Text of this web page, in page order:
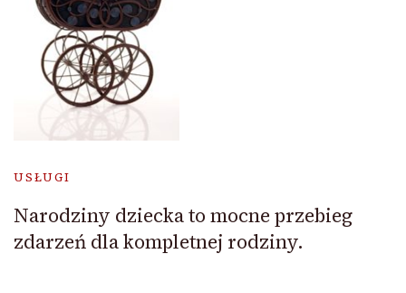
USŁUGI
Narodziny dziecka to mocne przebieg
zdarzeń dla kompletnej rodziny.